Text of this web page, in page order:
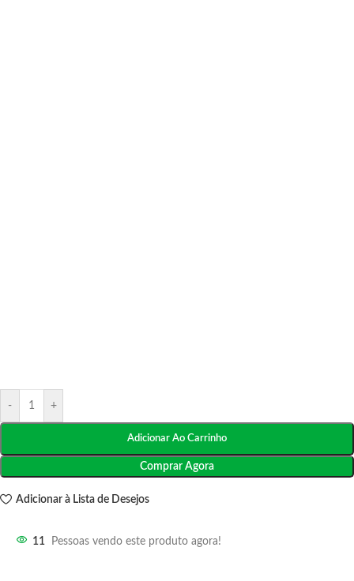
- +
Adicionar Ao Carrinho
Comprar Agora
Adicionar à Lista de Desejos
11 Pessoas vendo este produto agora!